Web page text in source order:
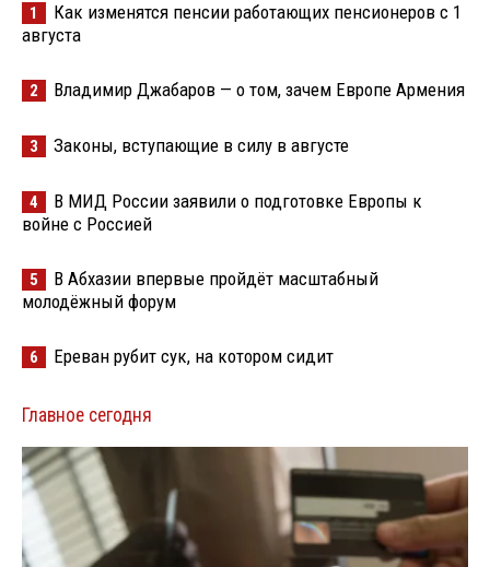
1
Как изменятся пенсии работающих пенсионеров с 1
августа
2 Владимир Джабаров — о том, зачем Европе Армения
3 Законы, вступающие в силу в августе
4
В МИД России заявили о подготовке Европы к
войне с Россией
5
В Абхазии впервые пройдёт масштабный
молодёжный форум
6 Ереван рубит сук, на котором сидит
Главное сегодня